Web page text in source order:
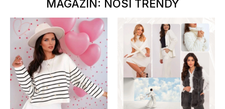
MAGAZÍN: NOSÍ TRENDY